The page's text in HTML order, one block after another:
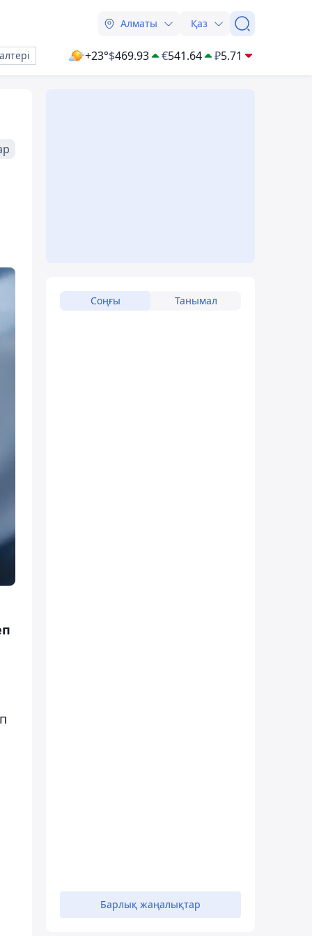
Алматы Қаз
+23°$469.93 €541.64 ₽5.71
Соңғы Танымал
Барлық жаңалықтар